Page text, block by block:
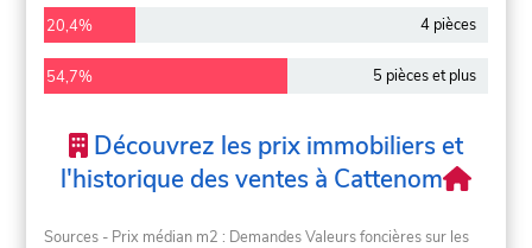
20,4% 4 pièces
54,7% 5 pièces et plus
Découvrez les prix immobiliers et
l'historique des ventes à Cattenom
Sources - Prix médian m2 : Demandes Valeurs foncières sur les